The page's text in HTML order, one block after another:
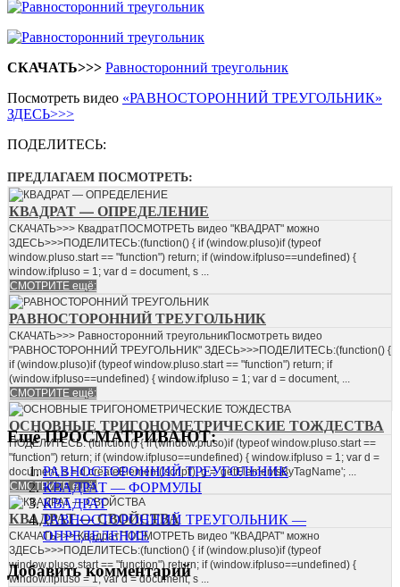
СКАЧАТЬ>>> Равносторонний треугольник
Посмотреть видео «РАВНОСТОРОННИЙ ТРЕУГОЛЬНИК»
ЗДЕСЬ>>>
ПОДЕЛИТЕСЬ:
ПРЕДЛАГАЕМ ПОСМОТРЕТЬ:
КВАДРАТ — ОПРЕДЕЛЕНИЕ
СКАЧАТЬ>>> КвадратПОСМОТРЕТЬ видео "КВАДРАТ" можно
ЗДЕСЬ>>>ПОДЕЛИТЕСЬ:(function() { if (window.pluso)if (typeof
window.pluso.start == "function") return; if (window.ifpluso==undefined) {
window.ifpluso = 1; var d = document, s ...
СМОТРИТЕ ещё:
РАВНОСТОРОННИЙ ТРЕУГОЛЬНИК
СКАЧАТЬ>>> Равносторонний треугольникПосмотреть видео
"РАВНОСТОРОННИЙ ТРЕУГОЛЬНИК" ЗДЕСЬ>>>ПОДЕЛИТЕСЬ:(function() {
if (window.pluso)if (typeof window.pluso.start == "function") return; if
(window.ifpluso==undefined) { window.ifpluso = 1; var d = document, ...
СМОТРИТЕ ещё:
ОСНОВНЫЕ ТРИГОНОМЕТРИЧЕСКИЕ ТОЖДЕСТВА
ПОДЕЛИТЕСЬ: (function() { if (window.pluso)if (typeof window.pluso.start ==
"function") return; if (window.ifpluso==undefined) { window.ifpluso = 1; var d =
document, s = d.createElement('script'), g = 'getElementsByTagName'; ...
СМОТРИТЕ ещё:
КВАДРАТ — СВОЙСТВА
СКАЧАТЬ>>> КвадратПОСМОТРЕТЬ видео "КВАДРАТ" можно
ЗДЕСЬ>>>ПОДЕЛИТЕСЬ:(function() { if (window.pluso)if (typeof
window.pluso.start == "function") return; if (window.ifpluso==undefined) {
window.ifpluso = 1; var d = document, s ...
Ещё ПРОСМАТРИВАЮТ:
РАВНОСТОРОННИЙ ТРЕУГОЛЬНИК
КВАДРАТ — ФОРМУЛЫ
КВАДРАТ
РАВНОСТОРОННИЙ ТРЕУГОЛЬНИК —
ОПРЕДЕЛЕНИЕ
Добавить комментарий